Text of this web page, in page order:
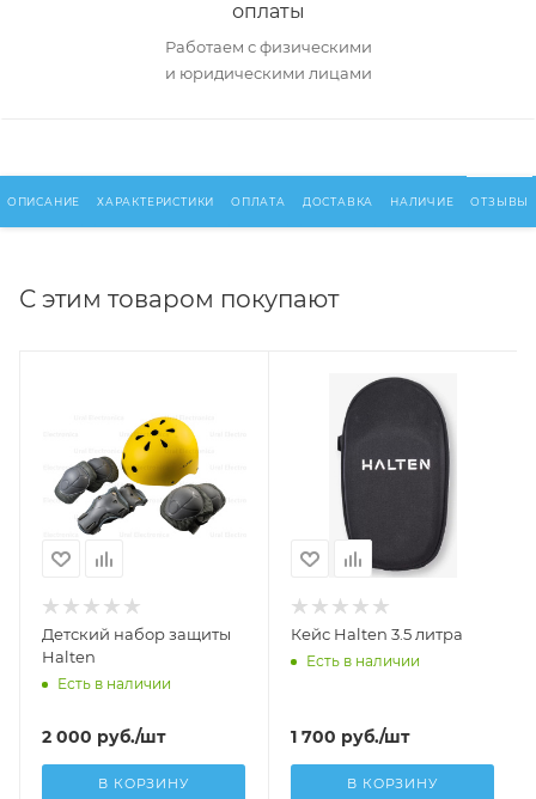
оплаты
Работаем с физическими
и юридическими лицами
ОПИСАНИЕ ХАРАКТЕРИСТИКИ ОПЛАТА ДОСТАВКА НАЛИЧИЕ ОТЗЫВЫ
С этим товаром покупают
Детский набор защиты
Halten
Есть в наличии
2 000 руб./шт
В КОРЗИНУ
Кейс Halten 3.5 литра
Есть в наличии
1 700 руб./шт
В КОРЗИНУ